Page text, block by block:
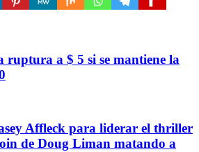
ruptura a $ 5 si se mantiene la
Affleck para liderar el thriller
de Doug Liman matando a